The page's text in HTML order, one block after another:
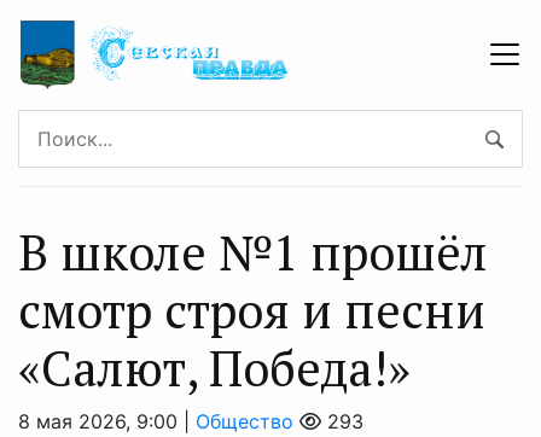
В школе №1 прошёл
смотр строя и песни
«Салют, Победа!»
8 мая 2026, 9:00 | Общество 293